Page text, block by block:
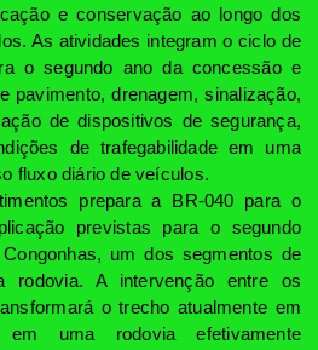
e conservação ao longo dos
As atividades integram o ciclo de
o segundo ano da concessão e
pavimento, drenagem, sinalização,
de dispositivos de segurança,
de trafegabilidade em uma
fluxo diário de veículos.
prepara a BR-040 para o
previstas para o segundo
um dos segmentos de
rodovia. A intervenção entre os
o trecho atualmente em
em uma rodovia efetivamente